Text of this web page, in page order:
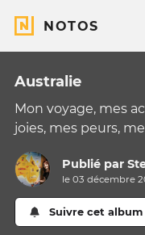
NOTOS
Australie
Mon voyage, mes
joies, mes peurs,
Publié par
le 03 décembre
Suivre cet album